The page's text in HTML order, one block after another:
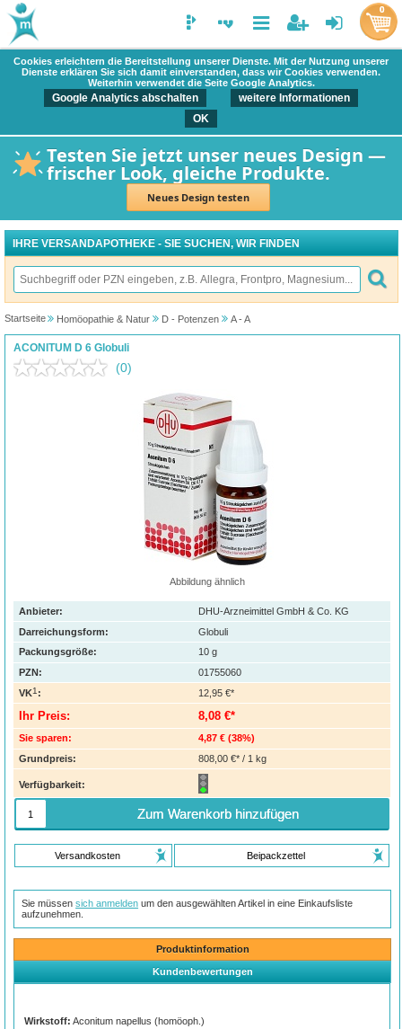
Cookies erleichtern die Bereitstellung unserer Dienste. Mit der Nutzung unserer
Dienste erklären Sie sich damit einverstanden, dass wir Cookies verwenden.
Weiterhin verwendet die Seite Google Analytics.
Google Analytics abschalten
weitere Informationen
OK
Testen Sie jetzt unser neues Design —
frischer Look, gleiche Produkte.
Neues Design testen
0
IHRE VERSANDAPOTHEKE - SIE SUCHEN, WIR FINDEN
Startseite Homöopathie & Natur D - Potenzen A - A
ACONITUM D 6 Globuli
(0)
Abbildung ähnlich
Anbieter:
DHU-Arzneimittel GmbH & Co. KG
Darreichungsform:
Globuli
Packungsgröße:
10 g
PZN:
01755060
VK1: 12,95 €*
Ihr Preis: 8,08 €*
Sie sparen: 4,87 € (38%)
Grundpreis:
808,00 €* / 1 kg
Verfügbarkeit:
Zum Warenkorb hinzufügen
Versandkosten Beipackzettel
Sie müssensich anmelden um den ausgewählten Artikel in eine Einkaufsliste
aufzunehmen.
Produktinformation
Kundenbewertungen
Wirkstoff: Aconitum napellus (homöoph.)